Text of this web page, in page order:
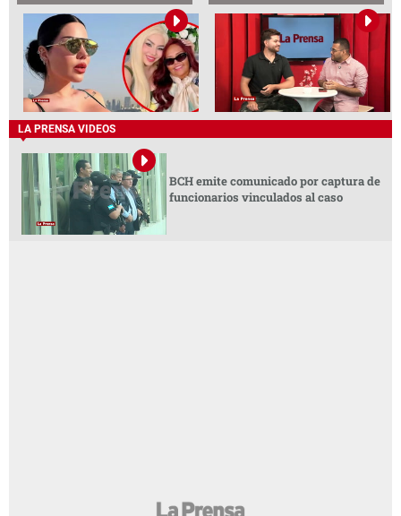
LA PRENSA VIDEOS
BCH emite comunicado por captura de
funcionarios vinculados al caso